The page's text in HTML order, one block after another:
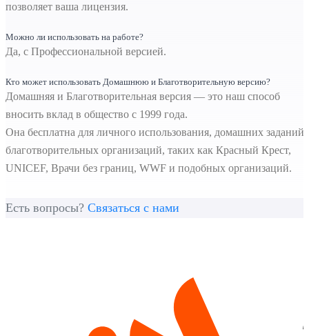
позволяет ваша лицензия.
Можно ли использовать на работе?
Да, с Профессиональной версией.
Кто может использовать Домашнюю и Благотворительную версию?
Домашняя и Благотворительная версия — это наш способ
вносить вклад в общество с 1999 года.
Она бесплатна для личного использования, домашних заданий
благотворительных организаций, таких как Красный Крест,
UNICEF, Врачи без границ, WWF и подобных организаций.
Есть вопросы? Связаться с нами